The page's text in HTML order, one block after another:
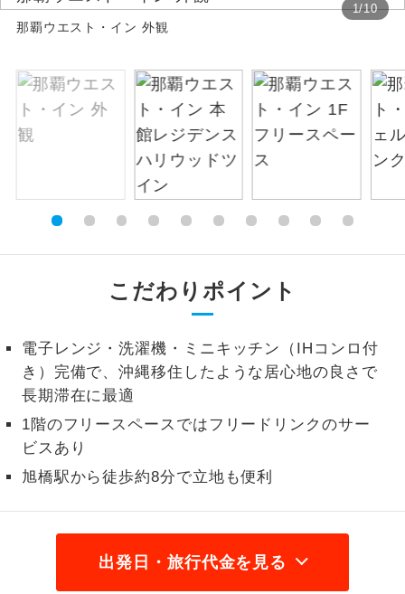
1/10
那覇ウエスト・イン 外観
こだわりポイント
電子レンジ・洗濯機・ミニキッチン（IHコンロ付
き）完備で、沖縄移住したような居心地の良さで
長期滞在に最適
1階のフリースペースではフリードリンクのサー
ビスあり
旭橋駅から徒歩約8分で立地も便利
出発日・旅行代金を見る
温泉 温泉地にも宿泊するコースです。
露天風呂
ご宿泊ホテルに露天風呂が付いていま
す。
ご宿泊ホテルに大浴場が付いています。
全食事付き
全てのお食事が付いていますので、お食
事の心配はいりません。（機内食を除
く）
お部屋にてゆっくりとお召し上がりいた
周りの音を気にせず、ガイドさんの説明
1名様催行
1名様から出発可能な個人型プランで
2名様催行
2名様から出発可能な個人型プランで
加限定
スです。
1名様1室同代
1名様1室利用でも追加料金がかからない
お申し込みの最後にクレジットカード決済を
していただき、決済手続き完了をもちまし
ご予約方法について
ウェブ限定コースとなりますので、コールセ
ンター及びカウンターでのお申し込みはでき